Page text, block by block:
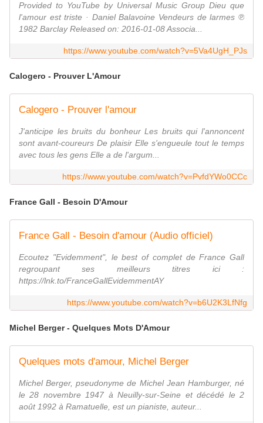
Provided to YouTube by Universal Music Group Dieu que
l'amour est triste · Daniel Balavoine Vendeurs de larmes ℗
1982 Barclay Released on: 2016-01-08 Associa...
https://www.youtube.com/watch?v=5Va4UgH_PJs
Calogero - Prouver L'Amour
Calogero - Prouver l'amour
J'anticipe les bruits du bonheur Les bruits qui l'annoncent
sont avant-coureurs De plaisir Elle s'engueule tout le temps
avec tous les gens Elle a de l'argum...
https://www.youtube.com/watch?v=PvfdYWo0CCc
France Gall - Besoin D'Amour
France Gall - Besoin d'amour (Audio officiel)
Ecoutez "Evidemment", le best of complet de France Gall
regroupant ses meilleurs titres ici :
https://lnk.to/FranceGallEvidemmentAY
https://www.youtube.com/watch?v=b6U2K3LfNfg
Michel Berger - Quelques Mots D'Amour
Quelques mots d'amour, Michel Berger
Michel Berger, pseudonyme de Michel Jean Hamburger, né
le 28 novembre 1947 à Neuilly-sur-Seine et décédé le 2
août 1992 à Ramatuelle, est un pianiste, auteur...